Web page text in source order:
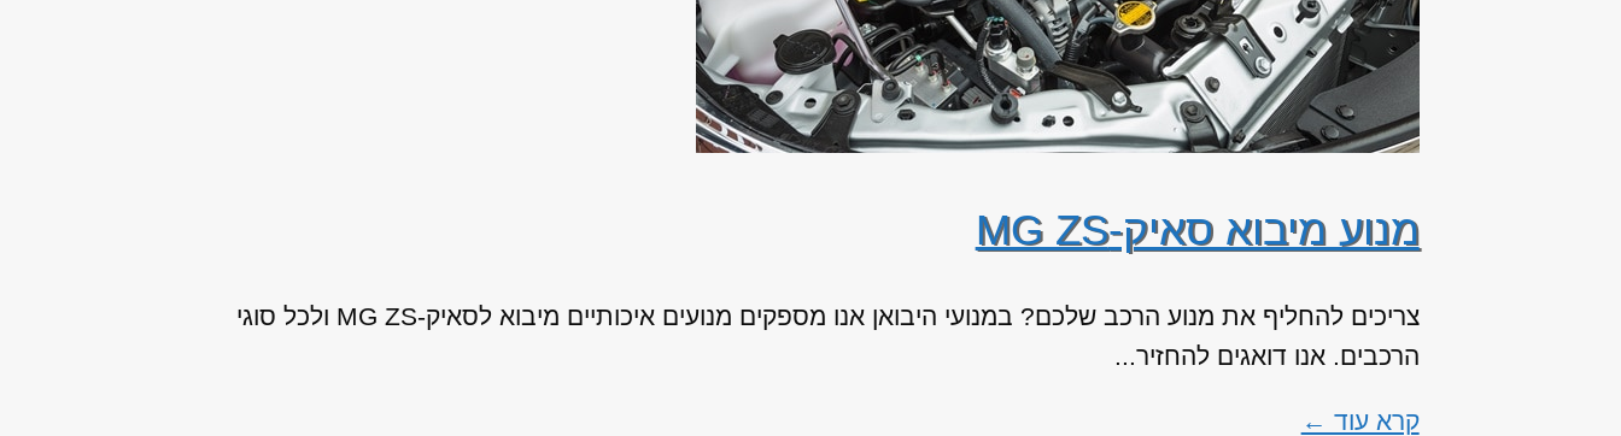
מנוע מיבוא סאיק-MG ZS
צריכים להחליף את מנוע הרכב שלכם? במנועי היבואן אנו מספקים מנועים איכותיים מיבוא לסאיק-MG ZS ולכל סוגי
הרכבים. אנו דואגים להחזיר...
קרא עוד ←